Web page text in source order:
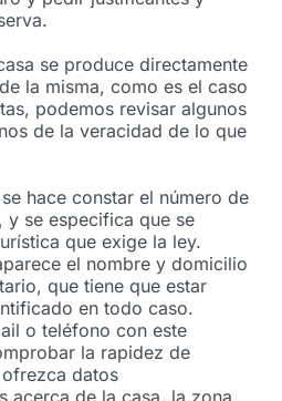
se produce directamente
la misma, como es el caso
podemos revisar algunos
de la veracidad de lo que
hace constar el número de
y se especifica que se
que exige la ley.
el nombre y domicilio
que tiene que estar
en todo caso.
o teléfono con este
la rapidez de
datos
acerca de la casa, la zona,